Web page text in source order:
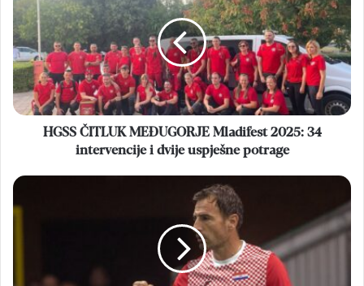
MEĐUGORJE
Mladifest
2025:
34
intervencije
i
dvije
uspješneHGSS ČITLUK MEĐUGORJE Mladifest 2025: 34
intervencije i dvije uspješne potrage
TENIS
Dodig